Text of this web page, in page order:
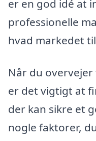
er en god idé at
professionelle
hvad markedet
Når du
er det vigtigt at
der kan sikre et
nogle faktorer,